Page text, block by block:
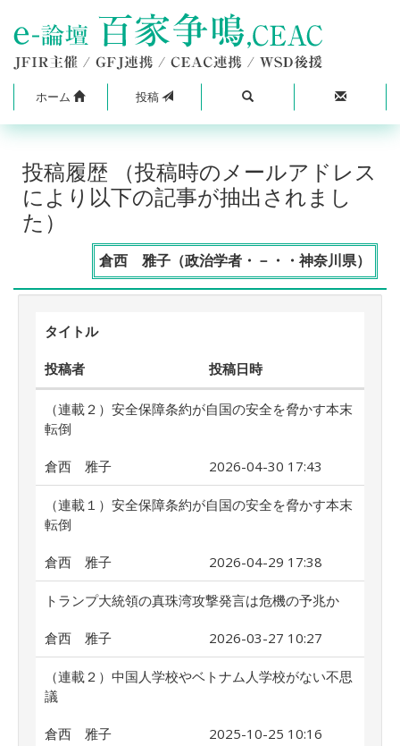
ホーム 投稿
投稿履歴 （投稿時のメールアドレス
により以下の記事が抽出されまし
た）
倉西 雅子（政治学者・－・・神奈川県）
タイトル
投稿者 投稿日時
（連載２）安全保障条約が自国の安全を脅かす本末
転倒
倉西 雅子 2026-04-30 17:43
（連載１）安全保障条約が自国の安全を脅かす本末
転倒
倉西 雅子 2026-04-29 17:38
トランプ大統領の真珠湾攻撃発言は危機の予兆か
倉西 雅子 2026-03-27 10:27
（連載２）中国人学校やベトナム人学校がない不思
議
倉西 雅子 2025-10-25 10:16